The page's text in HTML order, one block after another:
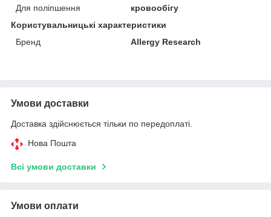
Для поліпшення
кровообігу
Користувальницькі характеристики
Бренд
Allergy Research
Умови доставки
Доставка здійснюється тільки по передоплаті.
Нова Пошта
Всі умови доставки
Умови оплати